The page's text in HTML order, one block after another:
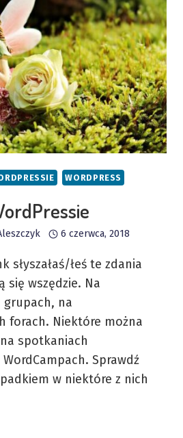
WORDPRESS
6 czerwca, 2018
słyszałaś/łeś te zdania
się wszędzie. Na
grupach, na
forach. Niektóre można
spotkaniach
Sprawdź
w niektóre z nich